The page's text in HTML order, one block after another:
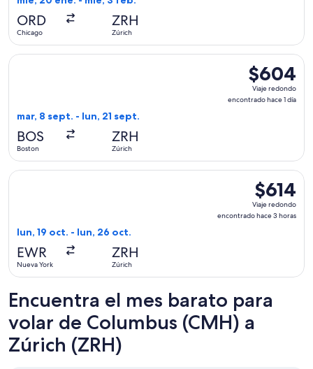
ORD
Chicago
ZRH
Zúrich
$604
Viaje
redondo,
$604
Viaje redondo
encontrado hace 1 día
mar, 8 sept. - lun, 21 sept.
BOS
Boston
ZRH
Zúrich
Seleccionar vuelo de Condor, con salida el mar, 8 sept.
$614
Viaje
redondo,
$614
Viaje redondo
encontrado hace 3 horas
lun, 19 oct. - lun, 26 oct.
EWR
Nueva York
ZRH
Zúrich
Seleccionar vuelo de TAP Portugal, con salida el lun, 19
Encuentra el mes barato para
volar de Columbus (CMH) a
Zúrich (ZRH)